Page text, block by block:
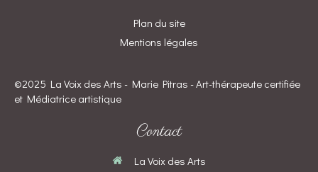
Plan du site
Mentions légales
©2025 La Voix des Arts - Marie Pitras - Art-thérapeute certifiée
et Médiatrice artistique
Contact
La Voix des Arts